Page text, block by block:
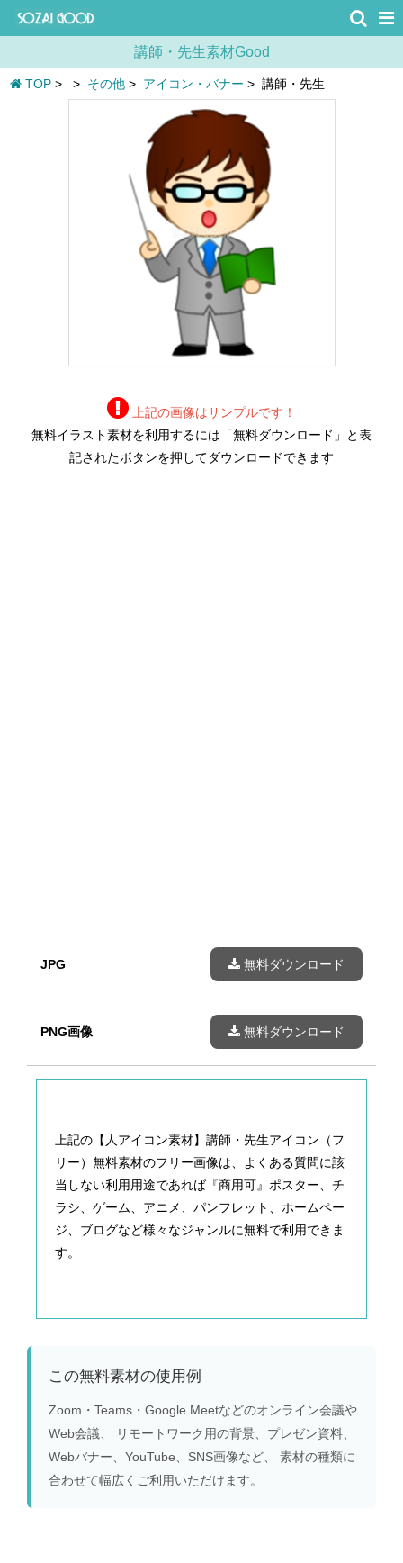
講師・先生素材Good
TOP > > その他 > アイコン・バナー > 講師・先生
上記の画像はサンプルです！
無料イラスト素材を利用するには「無料ダウンロード」と表
記されたボタンを押してダウンロードできます
JPG 無料ダウンロード
PNG画像 無料ダウンロード
上記の【人アイコン素材】講師・先生アイコン（フ
リー）無料素材のフリー画像は、
よくある質問に該
当しない利用用途であれば『商用可』ポスター、チ
ラシ、ゲーム、アニメ、パンフレット、ホームペー
ジ、ブログなど様々なジャンルに無料で利用できま
す。
この無料素材の使用例
Zoom・Teams・Google Meetなどのオンライン会議や
Web会議、 リモートワーク用の背景、プレゼン資料、
Webバナー、YouTube、SNS画像など、 素材の種類に
合わせて幅広くご利用いただけます。